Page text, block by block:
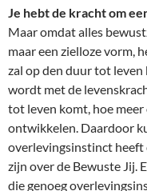
Je hebt de kracht om
Maar omdat alles
maar een zielloze vorm,
zal op den duur tot
wordt met de
tot leven komt, hoe
ontwikkelen. Daardoor
overlevingsinstinct heeft
zijn over de Bewuste Jij.
die genoeg